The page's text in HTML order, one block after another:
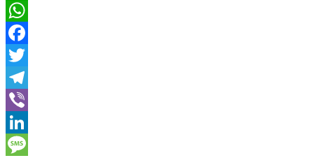
WhatsApp
Facebook
Twitter
Telegram
Viber
LinkedIn